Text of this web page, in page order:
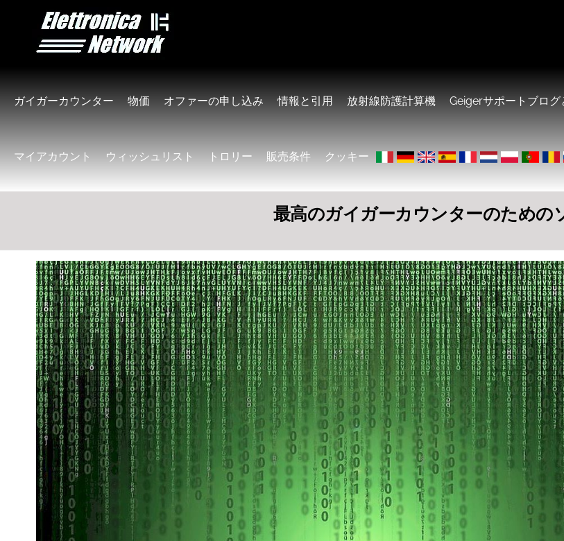
ガイガーカウンター 物価 オファーの申し込み 情報と引用 放射線防護計算機 Geigerサポートブログ
マイアカウント ウィッシュリスト トロリー 販売条件 クッキー
最高のガイガーカウンターのための